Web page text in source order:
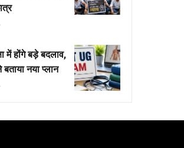
में होंगे बड़े बदलाव,
नया प्लान